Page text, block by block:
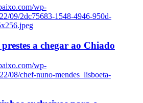
wp-
09/2dc75683-1548-4946-950d-
a chegar ao Chiado
wp-
08/chef-nuno-mendes_lisboeta-